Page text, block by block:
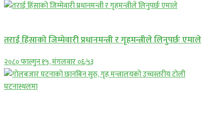
तराई हिंसाको जिम्मेवारी प्रधानमन्त्री र गृहमन्त्रीले लिनुपर्छः एमाले
२०८० फाल्गुन १५, मंगलवार ०६:५३